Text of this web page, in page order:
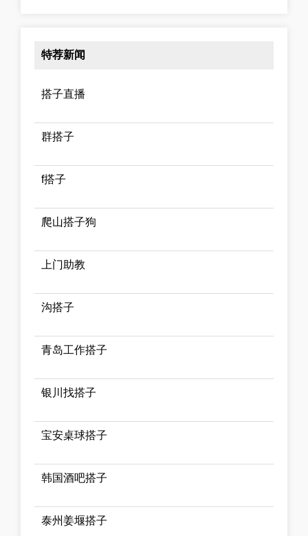
特荐新闻
搭子直播
群搭子
f搭子
爬山搭子狗
上门助教
沟搭子
青岛工作搭子
银川找搭子
宝安桌球搭子
韩国酒吧搭子
泰州姜堰搭子